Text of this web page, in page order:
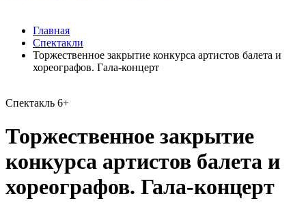
Главная
Спектакли
Торжественное закрытие конкурса артистов балета и
хореографов. Гала-концерт
Спектакль 6+
Торжественное закрытие
конкурса артистов балета и
хореографов. Гала-концерт